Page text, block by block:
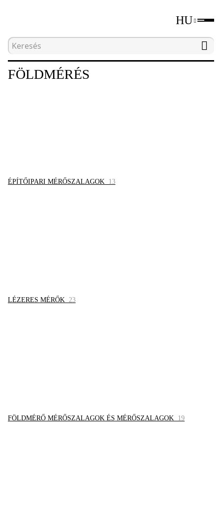
HU
Kezdőlap
FÖLDMÉRÉS
ÉPÍTŐIPARI MÉRŐSZALAGOK 13
LÉZERES MÉRŐK 23
FÖLDMÉRŐ MÉRŐSZALAGOK ÉS MÉRŐSZALAGOK 19